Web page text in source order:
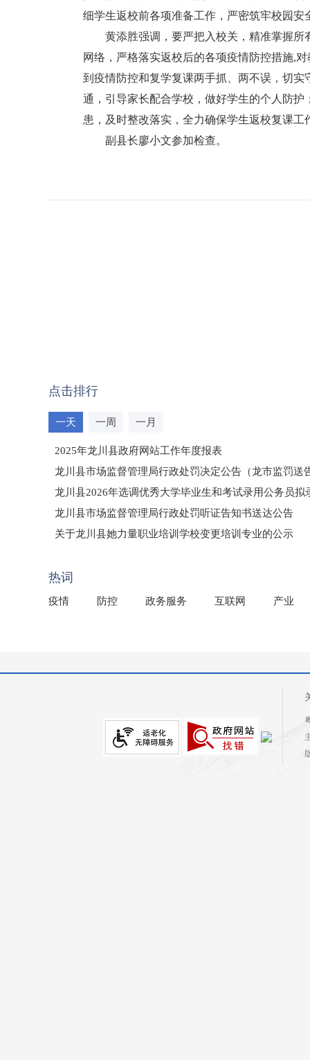
细学生返校前各项准备工作，严密筑牢校园
黄添胜强调，要严把入校关，精准掌握所
网络，严格落实返校后的各项疫情防控措施,
到疫情防控和复学复课两手抓、两不误，切
通，引导家长配合学校，做好学生的个人防
患，及时整改落实，全力确保学生返校复课工
副县长廖小文参加检查。
点击排行
一天 一周 一月
2025年龙川县政府网站工作年度报表
龙川县市场监督管理局行政处罚决定公告（龙市监罚送
龙川县2026年选调优秀大学毕业生和考试录用公务员拟
龙川县市场监督管理局行政处罚听证告知书送达公告
（龙市监罚送告〔2026〕71号）
关于龙川县她力量职业培训学校变更培训专业的公示
热词
疫情 防控 政务服务 互联网 产业